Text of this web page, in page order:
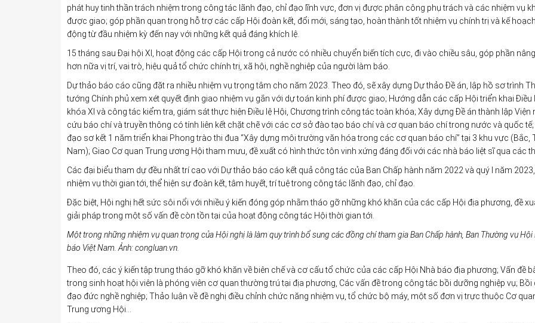
phát huy tinh thần trách nhiệm trong công tác lãnh đạo, chỉ đạo lĩnh vực, đơn vị được phân công phụ trách và các nhiệm vụ
được giao; góp phần quan trọng hỗ trợ các cấp Hội đoàn kết, đổi mới, sáng tạo, hoàn thành tốt nhiệm vụ chính trị và kế
động từ đầu nhiệm kỳ đến nay với những kết quả đáng khích lệ.
15 tháng sau Đại hội XI, hoạt động các cấp Hội trong cả nước có nhiều chuyển biến tích cực, đi vào chiều sâu, góp phần
hơn nữa vị trí, vai trò, hiệu quả tổ chức chính trị, xã hội, nghề nghiệp của người làm báo.
Dự thảo báo cáo cũng đặt ra nhiều nhiệm vụ trọng tâm cho năm 2023. Theo đó, sẽ xây dựng Dự thảo Đề án, lập hồ sơ trình
tướng Chính phủ xem xét quyết định giao nhiệm vụ gắn với dự toán kinh phí được giao; Hướng dẫn các cấp Hội triển khai Điều
khóa XI và công tác kiểm tra, giám sát thực hiện Điều lệ Hội, Chương trình công tác toàn khóa; Xây dựng Đề án thành lập Viện
cứu báo chí và truyền thông có tính liên kết chặt chẽ với các cơ sở đào tạo báo chí và cơ quan báo chí trong nước và quốc tế;
đạo sơ kết 1 năm triển khai Phong trào thi đua “Xây dựng môi trường văn hóa trong các cơ quan báo chí” tại 3 khu vực (Bắc,
Nam); Giao Cơ quan Trung ương Hội tham mưu, đề xuất có hình thức tôn vinh xứng đáng đối với các nhà báo liệt sĩ qua các
Các đại biểu tham dự đều nhất trí cao với Dự thảo báo cáo kết quả công tác của Ban Chấp hành năm 2022 và quý I năm
nhiệm vụ thời gian tới, thể hiện sự đoàn kết, tâm huyết, trí tuệ trong công tác lãnh đạo, chỉ đạo.
Đặc biệt, Hội nghị hết sức sôi nổi với nhiều ý kiến đóng góp nhằm tháo gỡ những khó khăn của các cấp Hội địa phương, đề
giải pháp trong một số vấn đề còn tồn tại của hoạt động công tác Hội thời gian tới.
Một trong những nhiệm vụ quan trọng của Hội nghị là làm quy trình bổ sung các đồng chí tham gia Ban Chấp hành, Ban Thường vụ Hội
báo Việt Nam . Ảnh: congluan.vn.
Theo đó, các ý kiến tập trung tháo gỡ khó khăn về biên chế và cơ cấu tổ chức của các cấp Hội Nhà báo địa phương; Vấn đề
trong sinh hoạt hội viên là phóng viên cơ quan thường trú tại địa phương, Các vấn đề trong công tác bồi dưỡng nghiệp vụ; Bồi
đạo đức nghề nghiệp; Thảo luận về đề nghị điều chỉnh chức năng nhiệm vụ, tổ chức bộ máy, một số đơn vị trực thuộc Cơ
Trung ương Hội…